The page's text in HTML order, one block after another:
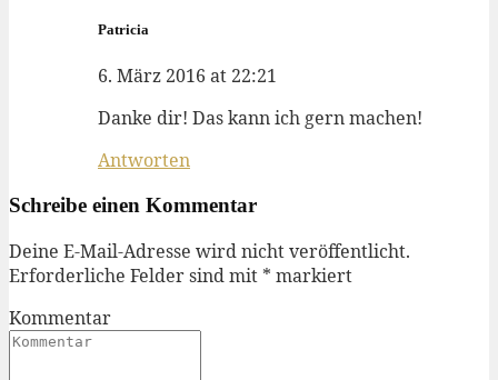
Patricia
6. März 2016 at 22:21
Danke dir! Das kann ich gern machen!
Antworten
Schreibe einen Kommentar
Deine E-Mail-Adresse wird nicht veröffentlicht.
Erforderliche Felder sind mit * markiert
Kommentar